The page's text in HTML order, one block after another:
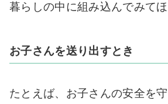
暮らしの中に組み込んでみてほ
お子さんを送り出すとき
たとえば、お子さんの安全を